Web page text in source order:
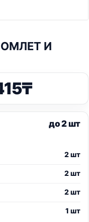
И
₸
до 2 шт
2 шт
2 шт
2 шт
1 шт